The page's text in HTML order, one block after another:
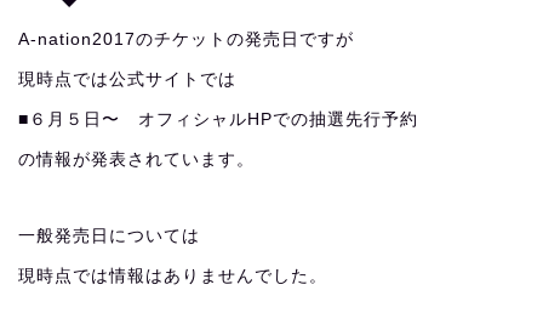
A-nation2017のチケットの発売日ですが
現時点では公式サイトでは
■６月５日〜 オフィシャルHPでの抽選先行予約
の情報が発表されています。
一般発売日については
現時点では情報はありませんでした。